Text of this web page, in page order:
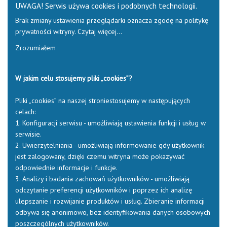
UWAGA! Serwis używa cookies i podobnych technologii.
Brak zmiany ustawienia przeglądarki oznacza zgodę na politykę
prywatności witryny. Czytaj więcej…
Zrozumiałem
W jakim celu stosujemy pliki „cookies”?
Pliki „cookies” na naszej stroniestosujemy w następujących
celach:
1. Konfiguracji serwisu - umożliwiają ustawienia funkcji i usług w
serwisie.
2. Uwierzytelniania - umożliwiają informowanie gdy użytkownik
jest zalogowany, dzięki czemu witryna może pokazywać
odpowiednie informacje i funkcje.
3. Analizy i badania zachowań użytkowników - umożliwiają
odczytanie preferencji użytkowników i poprzez ich analizę
ulepszanie i rozwijanie produktów i usług. Zbieranie informacji
odbywa się anonimowo, bez identyfikowania danych osobowych
poszczególnych użytkowników.